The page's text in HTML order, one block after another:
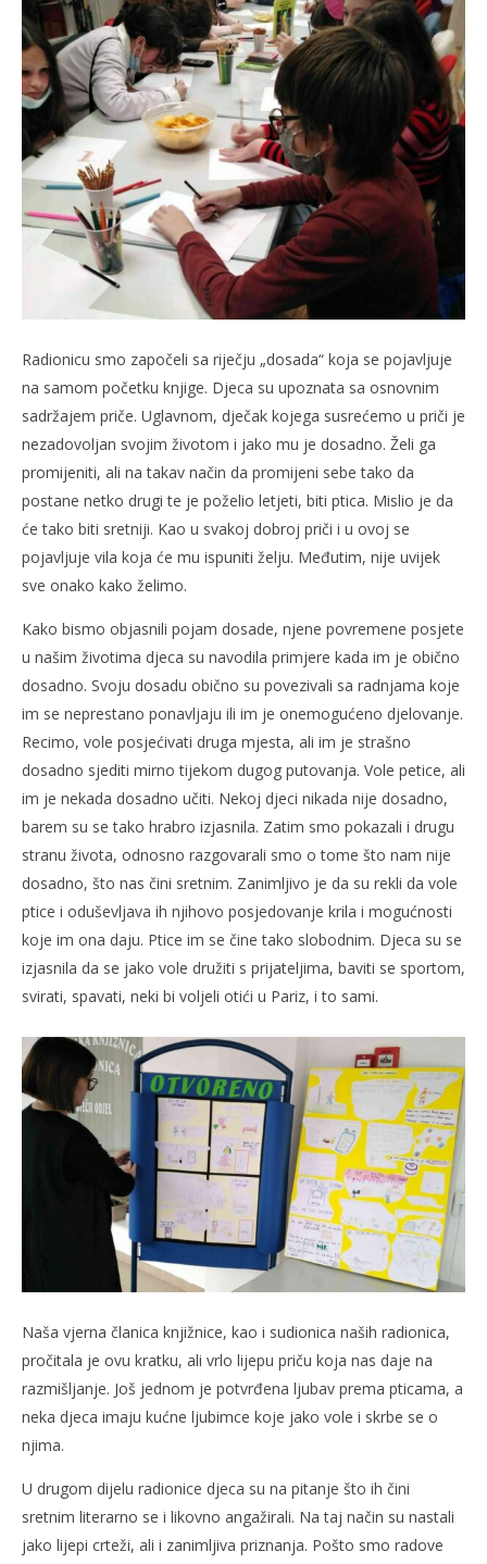
Održana kreativna radionica “O dječaku koji je
htio postati ptica”
25.02.2022.
slatina.net
Radionicu smo započeli sa riječju „dosada“ koja se pojavljuje
na samom početku knjige. Djeca su upoznata sa osnovnim
sadržajem priče. Uglavnom, dječak kojega susrećemo u priči je
nezadovoljan svojim životom i jako mu je dosadno. Želi ga
promijeniti, ali na takav način da promijeni sebe tako da
postane netko drugi te je poželio letjeti, biti ptica. Mislio je da
će tako biti sretniji. Kao u svakoj dobroj priči i u ovoj se
pojavljuje vila koja će mu ispuniti želju. Međutim, nije uvijek
sve onako kako želimo.
Kako bismo objasnili pojam dosade, njene povremene posjete
u našim životima djeca su navodila primjere kada im je obično
dosadno. Svoju dosadu obično su povezivali sa radnjama koje
im se neprestano ponavljaju ili im je onemogućeno djelovanje.
Recimo, vole posjećivati druga mjesta, ali im je strašno
dosadno sjediti mirno tijekom dugog putovanja. Vole petice, ali
im je nekada dosadno učiti. Nekoj djeci nikada nije dosadno,
barem su se tako hrabro izjasnila. Zatim smo pokazali i drugu
stranu života, odnosno razgovarali smo o tome što nam nije
dosadno, što nas čini sretnim. Zanimljivo je da su rekli da vole
ptice i oduševljava ih njihovo posjedovanje krila i mogućnosti
koje im ona daju. Ptice im se čine tako slobodnim. Djeca su se
izjasnila da se jako vole družiti s prijateljima, baviti se sportom,
svirati, spavati, neki bi voljeli otići u Pariz, i to sami.
Naša vjerna članica knjižnice, kao i sudionica naših radionica,
pročitala je ovu kratku, ali vrlo lijepu priču koja nas daje na
razmišljanje. Još jednom je potvrđena ljubav prema pticama, a
neka djeca imaju kućne ljubimce koje jako vole i skrbe se o
njima.
U drugom dijelu radionice djeca su na pitanje što ih čini
sretnim literarno se i likovno angažirali. Na taj način su nastali
jako lijepi crteži, ali i zanimljiva priznanja. Pošto smo radove